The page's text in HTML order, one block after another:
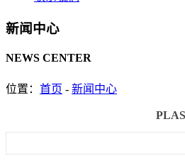
新闻中心
NEWS CENTER
位置： 首页 - 新闻中心